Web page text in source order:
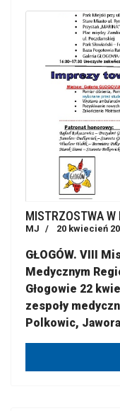
MISTRZOSTWA W
MJ 20 kwiecień
GŁOGÓW. VIII
Medycznym
Głogowie 22
zespoły
Polkowic,